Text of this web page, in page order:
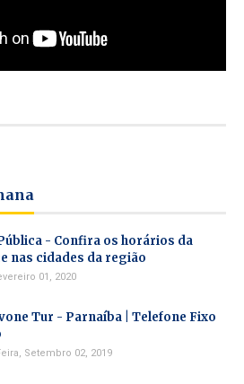
- Confira os horários da
nas cidades da região
01, 2020
Tur - Parnaíba | Telefone Fixo
Setembro 02, 2019